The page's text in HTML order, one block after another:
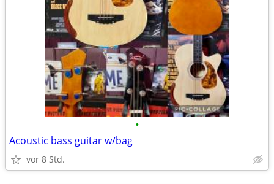
•
Acoustic bass guitar w/bag
vor 8 Std.